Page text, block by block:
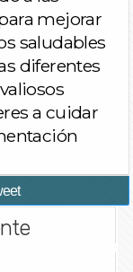
mejorar
saludables
diferentes
a cuidar